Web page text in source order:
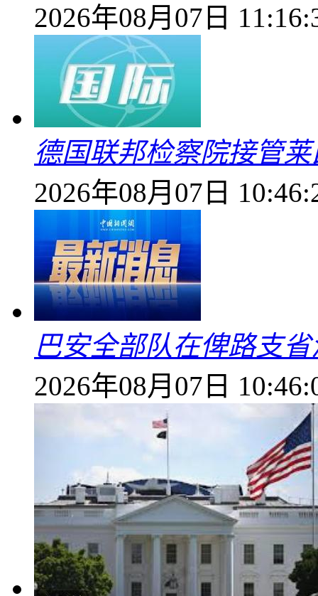
2026年08月07日
德国联邦检察院接管
2026年08月07日
巴安全部队在俾路支
2026年08月07日